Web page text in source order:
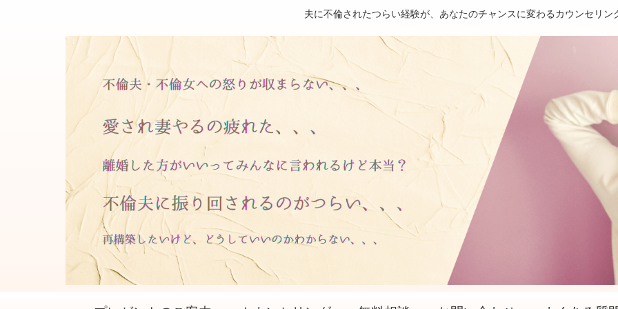
夫に不倫されたつらい経験が、あなたのチャンスに変わるカウンセリン